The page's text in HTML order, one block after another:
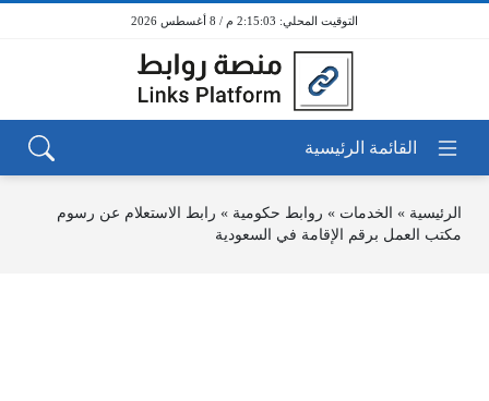
2:15:03 م / 8 أغسطس 2026
الرئيسية » الخدمات » روابط حكومية » رابط الاستعلام عن رسوم
مكتب العمل برقم الإقامة في السعودية